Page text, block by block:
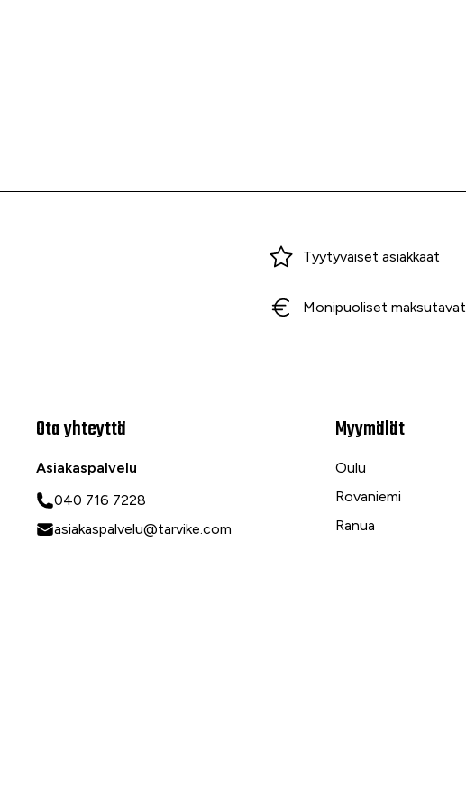
Tyytyväiset asiakkaat
Monipuoliset maksutavat
Ota yhteyttä
Asiakaspalvelu
040 716 7228
asiakaspalvelu@tarvike.com
Myymälät
Oulu
Rovaniemi
Ranua